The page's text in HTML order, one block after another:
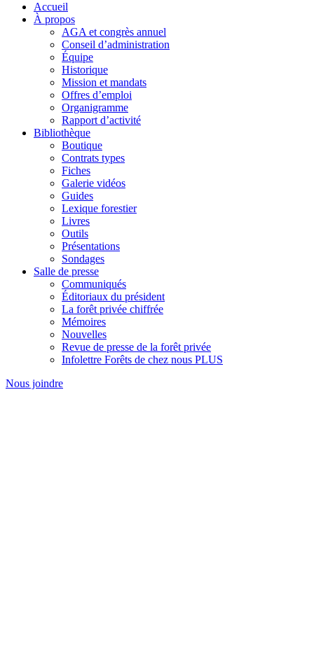
Accueil
À propos
AGA et congrès annuel
Conseil d’administration
Équipe
Historique
Mission et mandats
Offres d’emploi
Organigramme
Rapport d’activité
Bibliothèque
Boutique
Contrats types
Fiches
Galerie vidéos
Guides
Lexique forestier
Livres
Outils
Présentations
Sondages
Salle de presse
Communiqués
Éditoriaux du président
La forêt privée chiffrée
Mémoires
Nouvelles
Revue de presse de la forêt privée
Infolettre Forêts de chez nous PLUS
Nous joindre